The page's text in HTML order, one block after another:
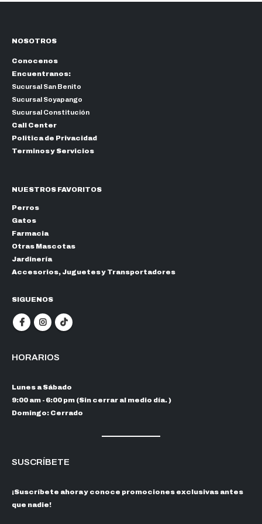
NOSOTROS
Conocenos
Encuentranos:
Sucursal San Benito
Sucursal Soyapango
Sucursal Constitución
Call Center
Politica de Privacidad
Terminos y Servicios
NUESTROS FAVORITOS
Perros
Gatos
Farmacia
Otras Mascotas
Jardinería
Accesorios, Juguetes y Transportadores
SIGUENOS
HORARIOS
Lunes a Sábado
9:00 am - 6:00 pm (Sin cerrar al medio día. )
Domingo: Cerrado
SUSCRÍBETE
¡Suscríbete ahora y conoce promociones exclusivas antes
que nadie!